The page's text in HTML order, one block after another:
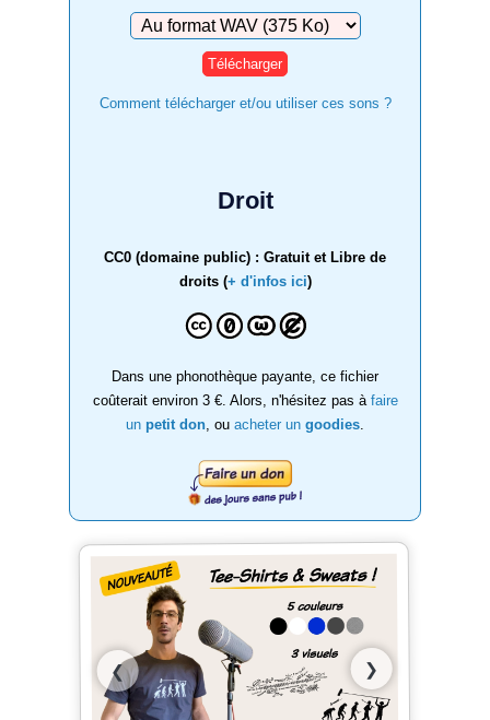
Télécharger
Comment télécharger et/ou utiliser ces sons ?
Droit
CC0 (domaine public) : Gratuit et Libre de
droits (+ d'infos ici)
Dans une phonothèque payante, ce fichier
coûterait environ 3 €. Alors, n'hésitez pas à faire
un petit don , ou acheter un goodies
❮ ❯